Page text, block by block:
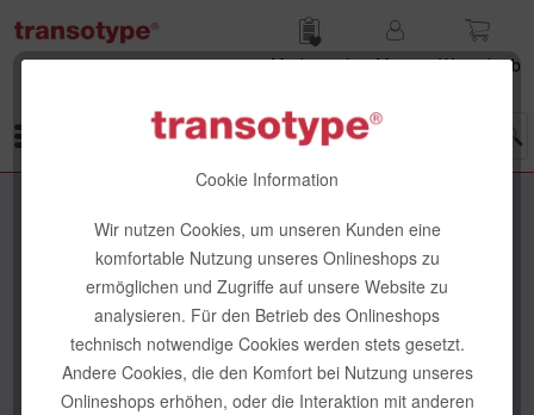
Merk­zettel
Mein
Waren­korb
Cookie Information
Wir nutzen Cookies, um unseren Kunden eine
komfortable Nutzung unseres Onlineshops zu
ermöglichen und Zugriffe auf unsere Website zu
analysieren. Für den Betrieb des Onlineshops
technisch notwendige Cookies werden stets gesetzt.
Andere Cookies, die den Komfort bei Nutzung unseres
Onlineshops erhöhen, oder die Interaktion mit anderen